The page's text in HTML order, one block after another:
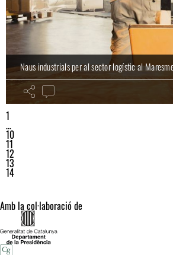
Naus industrials per al sector logístic al
1
…
10
11
12
13
14
Amb la col·laboració de